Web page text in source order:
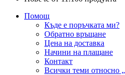
Помощ
Къде е поръчката ми?
Обратно връщане
Цена на доставка
Начини на плащане
Контакт
Всички теми относно